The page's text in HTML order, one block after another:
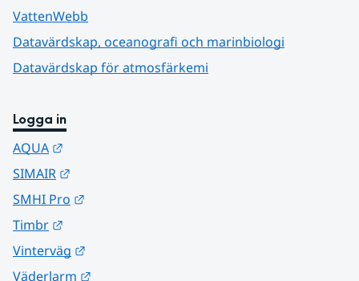
VattenWebb
Datavärdskap, oceanografi och marinbiologi
Datavärdskap för atmosfärkemi
Logga in
AQUA
SIMAIR
SMHI Pro
Timbr
Vinterväg
Väderlarm